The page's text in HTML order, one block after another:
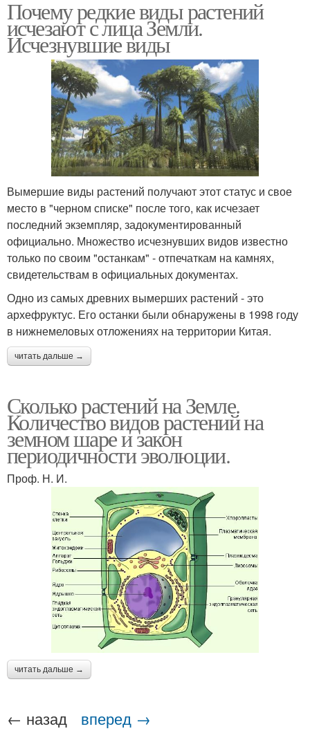
Почему редкие виды растений
исчезают с лица Земли.
Исчезнувшие виды
Вымершие виды растений получают этот статус и свое
место в "черном списке" после того, как исчезает
последний экземпляр, задокументированный
официально. Множество исчезнувших видов известно
только по своим "останкам" - отпечаткам на камнях,
свидетельствам в официальных документах.
Одно из самых древних вымерших растений - это
архефруктус. Его останки были обнаружены в 1998 году
в нижнемеловых отложениях на территории Китая.
читать дальше →
Сколько растений на Земле.
Количество видов растений на
земном шаре и закон
периодичности эволюции.
Проф. Н. И.
читать дальше →
← назад вперед →